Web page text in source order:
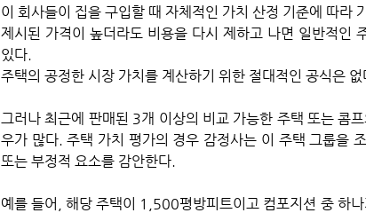
이 회사들이 집을 구입할 때 자체적인 가치 산정 기준에 따라
제시된 가격이 높더라도 비용을 다시 제하고 나면 일반적인
있다.
주택의 공정한 시장 가치를 계산하기 위한 절대적인 공식은 없
그러나 최근에 판매된 3개 이상의 비교 가능한 주택 또는 콤
우가 많다. 주택 가치 평가의 경우 감정사는 이 주택 그룹을
또는 부정적 요소를 감안한다.
예를 들어, 해당 주택이 1,500평방피트이고 컴포지션 중 하